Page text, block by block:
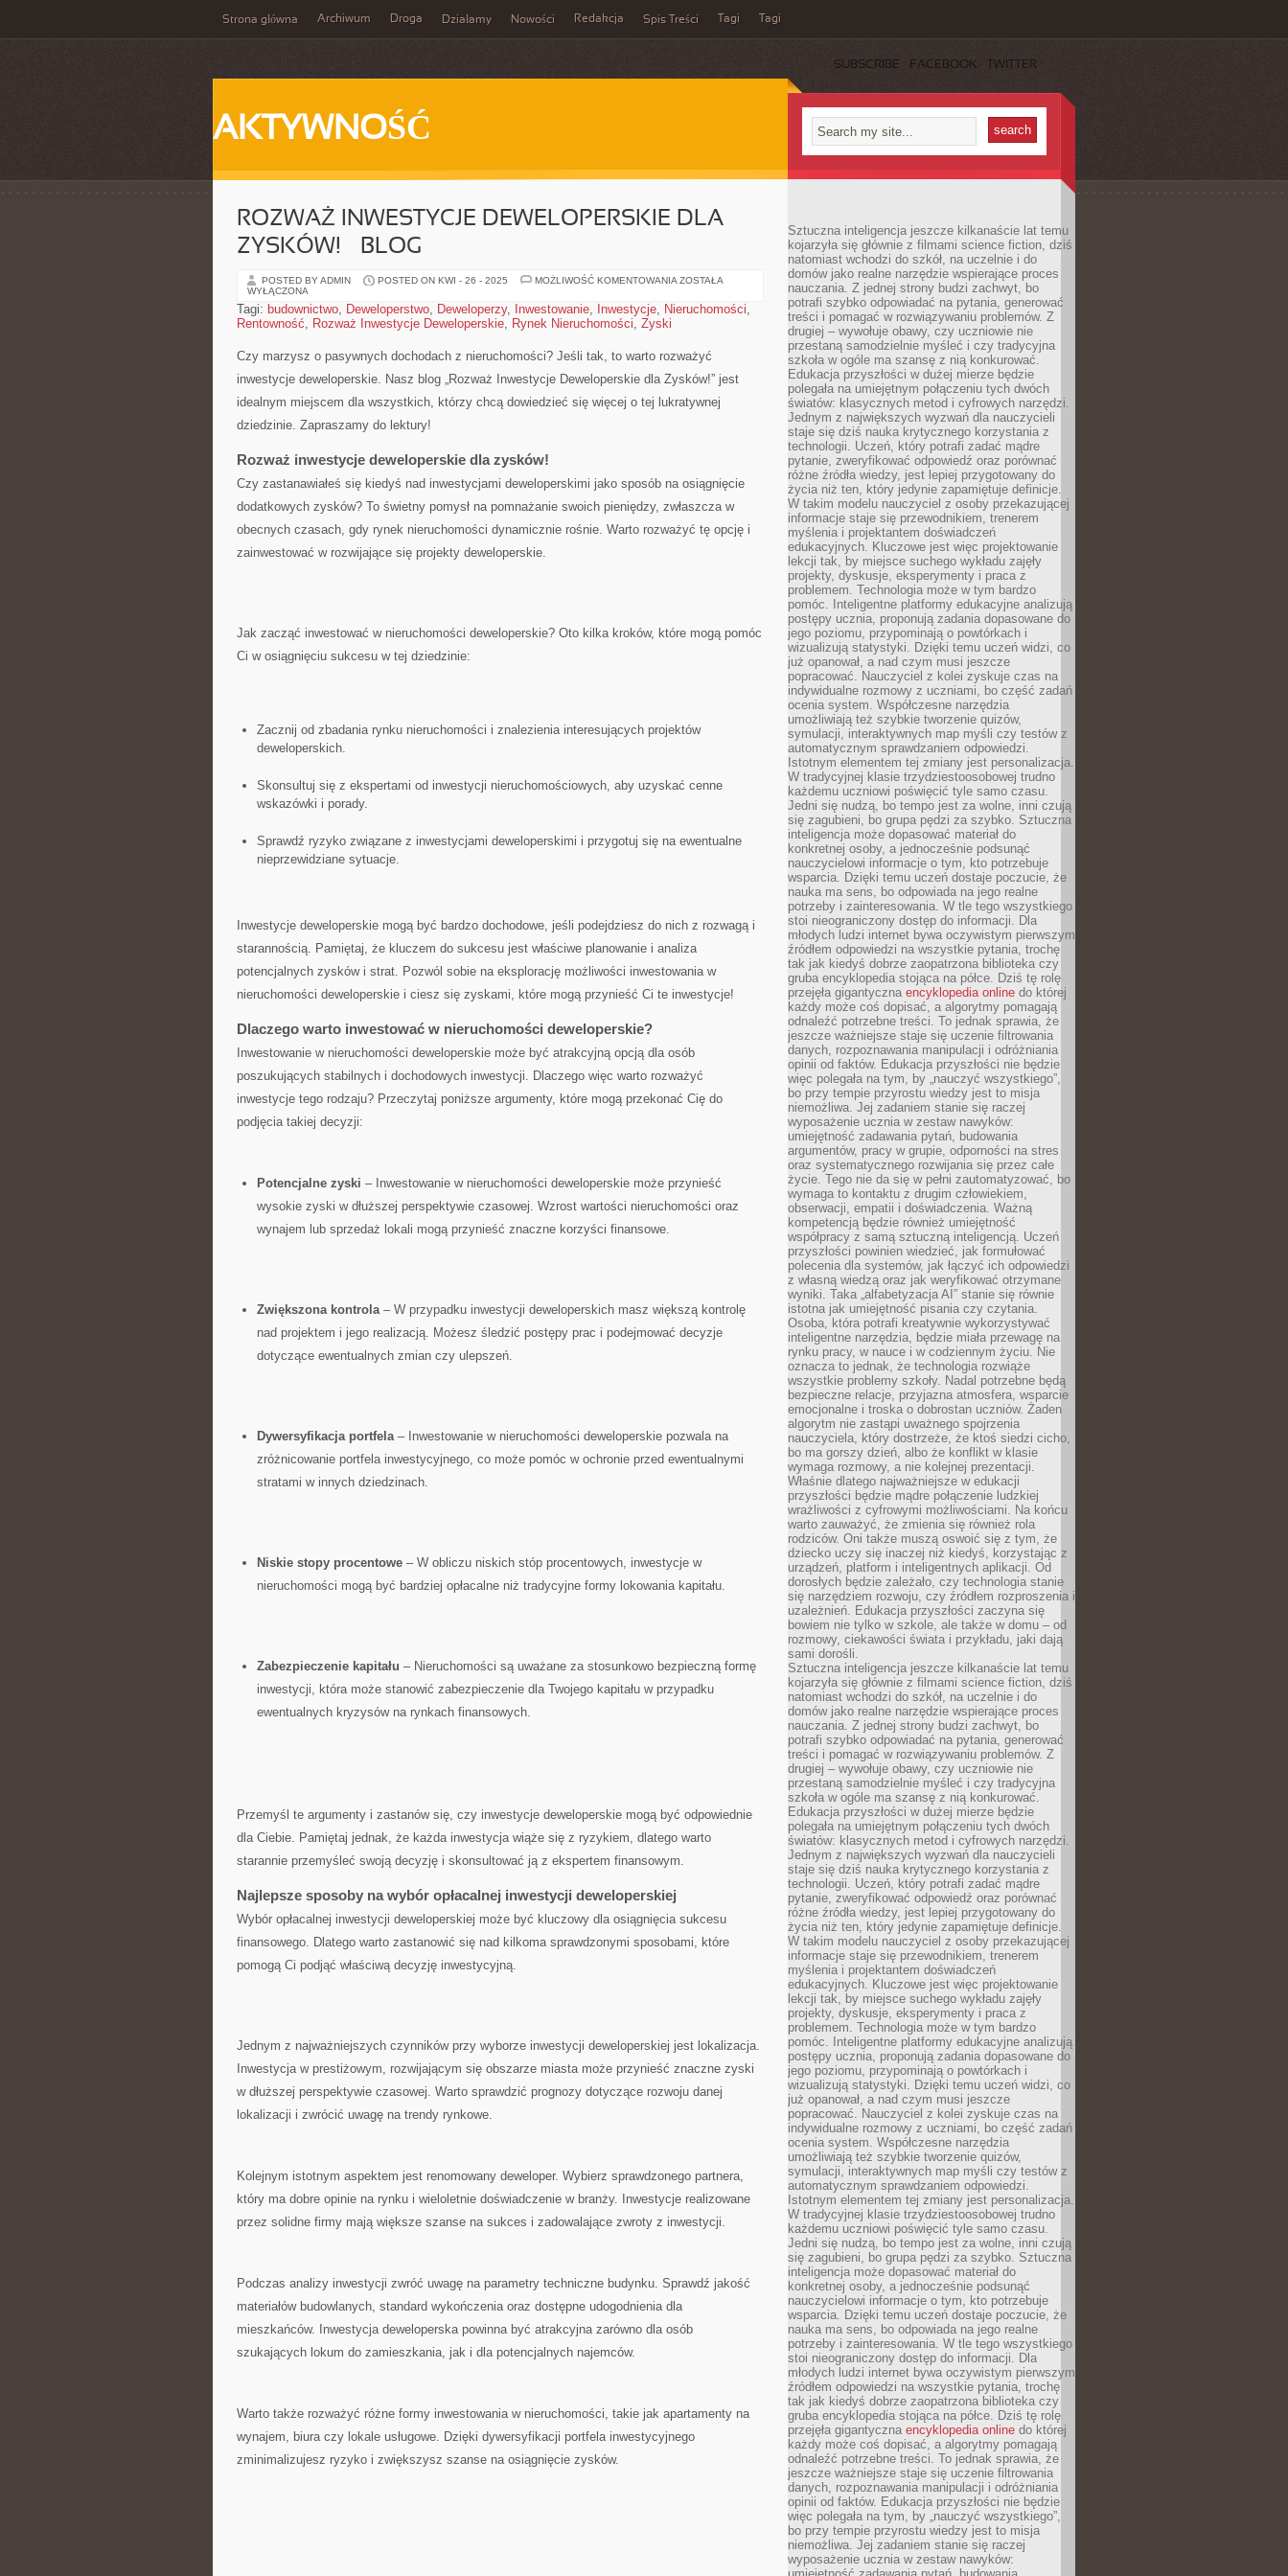
Strona główna Archiwum Droga Działamy Nowości Redakcja Spis Treści Tagi Tagi
SUBSCRIBE FACEBOOK TWITTER
AKTYWNOŚĆ
ROZWAŻ INWESTYCJE DEWELOPERSKIE DLA
ZYSKÓW! – BLOG
POSTED BY ADMIN POSTED ON KWI - 26 - 2025 MOŻLIWOŚĆ KOMENTOWANIA ROZWAŻ
DLA
ZOSTAŁA
WYŁĄCZONA
Tagi: budownictwo, Deweloperstwo, Deweloperzy, Inwestowanie, Inwestycje, Nieruchomości,
Rentowność, Rozważ Inwestycje Deweloperskie, Rynek Nieruchomości, Zyski
Czy marzysz o pasywnych dochodach z nieruchomości? Jeśli tak, to warto rozważyć
inwestycje deweloperskie. Nasz blog „Rozważ Inwestycje Deweloperskie dla‌ Zysków!” jest
⁣idealnym miejscem dla wszystkich, którzy chcą dowiedzieć się więcej o tej lukratywnej
dziedzinie. Zapraszamy do lektury!
Rozważ inwestycje deweloperskie dla zysków!
Czy‍ zastanawiałeś się kiedyś nad inwestycjami deweloperskimi ​jako ⁤sposób na osiągnięcie
dodatkowych zysków? To świetny pomysł na pomnażanie swoich pieniędzy,⁢ zwłaszcza w
obecnych czasach, gdy⁢ rynek nieruchomości dynamicznie rośnie. Warto rozważyć tę⁣ opcję i
zainwestować ⁤w rozwijające się projekty deweloperskie.
Jak zacząć inwestować w nieruchomości deweloperskie? ‌Oto kilka kroków, które mogą pomóc
Ci ‍w⁤ osiągnięciu sukcesu w ‍tej dziedzinie:
Zacznij od zbadania rynku nieruchomości i znalezienia⁣ interesujących ‌projektów
deweloperskich.
Skonsultuj się z ekspertami od inwestycji nieruchomościowych, aby uzyskać cenne
wskazówki i​ porady.
Sprawdź ryzyko związane⁢ z inwestycjami deweloperskimi i przygotuj się⁤ na ewentualne
nieprzewidziane sytuacje.
Inwestycje deweloperskie mogą być bardzo ⁣dochodowe, jeśli podejdziesz do nich z rozwagą⁣ i
starannością.⁤ Pamiętaj, że kluczem do sukcesu ‌jest właściwe planowanie i analiza
potencjalnych zysków i strat. Pozwól sobie na eksplorację możliwości ‌inwestowania w⁢
nieruchomości deweloperskie i ciesz się zyskami, które mogą⁤ przynieść Ci te inwestycje!
Dlaczego warto inwestować w nieruchomości deweloperskie?
Inwestowanie w nieruchomości deweloperskie może być atrakcyjną‌ opcją dla osób
poszukujących⁤ stabilnych i dochodowych inwestycji.⁢ Dlaczego ​więc warto rozważyć
inwestycje tego rodzaju? Przeczytaj ⁣poniższe argumenty, które mogą przekonać ⁢Cię do
podjęcia takiej decyzji:
Potencjalne ⁤zyski –⁣ Inwestowanie w nieruchomości deweloperskie ⁣może przynieść
wysokie zyski w dłuższej perspektywie czasowej. Wzrost wartości nieruchomości oraz
wynajem⁤ lub sprzedaż lokali mogą‌ przynieść⁣ znaczne korzyści finansowe.
Zwiększona kontrola– W przypadku inwestycji deweloperskich masz większą kontrolę⁢
nad projektem i jego‍ realizacją. Możesz śledzić postępy prac i podejmować decyzje
dotyczące ewentualnych zmian czy ulepszeń.
Dywersyfikacja‍ portfela⁢– Inwestowanie w nieruchomości deweloperskie pozwala na⁢
zróżnicowanie portfela inwestycyjnego, co może ⁣pomóc w ochronie przed ewentualnymi
stratami w innych dziedzinach.
Niskie stopy⁣ procentowe– W⁢ obliczu niskich ⁣stóp procentowych, inwestycje w
⁢nieruchomości mogą być bardziej opłacalne niż tradycyjne formy lokowania kapitału.
Zabezpieczenie kapitału – Nieruchomości są‍ uważane za⁤ stosunkowo bezpieczną formę
inwestycji, która może stanowić zabezpieczenie dla‌ Twojego kapitału w przypadku​
ewentualnych kryzysów na rynkach finansowych.
Przemyśl te argumenty i zastanów ‌się, czy⁤ inwestycje deweloperskie mogą być odpowiednie
dla Ciebie. Pamiętaj jednak, ​że ⁤każda inwestycja wiąże‍ się z ryzykiem, dlatego warto
starannie przemyśleć swoją decyzję ⁤i​ skonsultować ją z ekspertem finansowym.
Najlepsze ⁤sposoby na ⁢wybór opłacalnej inwestycji deweloperskiej
Wybór opłacalnej‌ inwestycji ⁤deweloperskiej może być kluczowy dla osiągnięcia sukcesu
finansowego. Dlatego warto zastanowić się nad kilkoma sprawdzonymi sposobami, które
‌pomogą Ci⁣ podjąć właściwą decyzję inwestycyjną.
Jednym z najważniejszych⁣ czynników przy⁢ wyborze inwestycji deweloperskiej jest lokalizacja.
Inwestycja w prestiżowym, rozwijającym się obszarze‌ miasta może przynieść znaczne zyski⁢
w‍ dłuższej perspektywie czasowej. ⁢Warto sprawdzić prognozy dotyczące rozwoju danej
lokalizacji i zwrócić uwagę na​ trendy rynkowe.
Kolejnym istotnym aspektem jest‌ renomowany ⁢deweloper. Wybierz sprawdzonego partnera,
‌który ma dobre opinie⁣ na rynku i wieloletnie doświadczenie w branży. Inwestycje realizowane
przez solidne firmy mają większe szanse na sukces i zadowalające⁢ zwroty z inwestycji.
Podczas analizy inwestycji zwróć uwagę na parametry techniczne budynku. Sprawdź jakość
materiałów budowlanych, standard wykończenia oraz dostępne udogodnienia ​dla
mieszkańców. Inwestycja‌ deweloperska powinna‍ być atrakcyjna zarówno dla osób
szukających lokum⁢ do zamieszkania, jak i dla potencjalnych najemców.
Warto także rozważyć różne formy inwestowania w nieruchomości, takie jak apartamenty na
wynajem, biura czy lokale usługowe. Dzięki dywersyfikacji portfela inwestycyjnego
zminimalizujesz ryzyko i⁤ zwiększysz szanse na osiągnięcie zysków.
Sztuczna inteligencja jeszcze kilkanaście lat temu
kojarzyła się głównie z filmami science fiction, dziś
natomiast wchodzi do szkół, na uczelnie i do
domów jako realne narzędzie wspierające proces
nauczania. Z jednej strony budzi zachwyt, bo
potrafi szybko odpowiadać na pytania, generować
treści i pomagać w rozwiązywaniu problemów. Z
drugiej – wywołuje obawy, czy uczniowie nie
przestaną samodzielnie myśleć i czy tradycyjna
szkoła w ogóle ma szansę z nią konkurować.
Edukacja przyszłości w dużej mierze będzie
polegała na umiejętnym połączeniu tych dwóch
światów: klasycznych metod i cyfrowych narzędzi.
Jednym z największych wyzwań dla nauczycieli
staje się dziś nauka krytycznego korzystania z
technologii. Uczeń, który potrafi zadać mądre
pytanie, zweryfikować odpowiedź oraz porównać
różne źródła wiedzy, jest lepiej przygotowany do
życia niż ten, który jedynie zapamiętuje definicje.
W takim modelu nauczyciel z osoby przekazującej
informacje staje się przewodnikiem, trenerem
myślenia i projektantem doświadczeń
edukacyjnych. Kluczowe jest więc projektowanie
lekcji tak, by miejsce suchego wykładu zajęły
projekty, dyskusje, eksperymenty i praca z
problemem. Technologia może w tym bardzo
pomóc. Inteligentne platformy edukacyjne analizują
postępy ucznia, proponują zadania dopasowane do
jego poziomu, przypominają o powtórkach i
wizualizują statystyki. Dzięki temu uczeń widzi, co
już opanował, a nad czym musi jeszcze
popracować. Nauczyciel z kolei zyskuje czas na
indywidualne rozmowy z uczniami, bo część zadań
ocenia system. Współczesne narzędzia
umożliwiają też szybkie tworzenie quizów,
symulacji, interaktywnych map myśli czy testów z
automatycznym sprawdzaniem odpowiedzi.
Istotnym elementem tej zmiany jest personalizacja.
W tradycyjnej klasie trzydziestoosobowej trudno
każdemu uczniowi poświęcić tyle samo czasu.
Jedni się nudzą, bo tempo jest za wolne, inni czują
się zagubieni, bo grupa pędzi za szybko. Sztuczna
inteligencja może dopasować materiał do
konkretnej osoby, a jednocześnie podsunąć
nauczycielowi informacje o tym, kto potrzebuje
wsparcia. Dzięki temu uczeń dostaje poczucie, że
nauka ma sens, bo odpowiada na jego realne
potrzeby i zainteresowania. W tle tego wszystkiego
stoi nieograniczony dostęp do informacji. Dla
młodych ludzi internet bywa oczywistym pierwszym
źródłem odpowiedzi na wszystkie pytania, trochę
tak jak kiedyś dobrze zaopatrzona biblioteka czy
gruba encyklopedia stojąca na półce. Dziś tę rolę
przejęła gigantyczna encyklopedia online do której
każdy może coś dopisać, a algorytmy pomagają
odnaleźć potrzebne treści. To jednak sprawia, że
jeszcze ważniejsze staje się uczenie filtrowania
danych, rozpoznawania manipulacji i odróżniania
opinii od faktów. Edukacja przyszłości nie będzie
więc polegała na tym, by „nauczyć wszystkiego”,
bo przy tempie przyrostu wiedzy jest to misja
niemożliwa. Jej zadaniem stanie się raczej
wyposażenie ucznia w zestaw nawyków:
umiejętność zadawania pytań, budowania
argumentów, pracy w grupie, odporności na stres
oraz systematycznego rozwijania się przez całe
życie. Tego nie da się w pełni zautomatyzować, bo
wymaga to kontaktu z drugim człowiekiem,
obserwacji, empatii i doświadczenia. Ważną
kompetencją będzie również umiejętność
współpracy z samą sztuczną inteligencją. Uczeń
przyszłości powinien wiedzieć, jak formułować
polecenia dla systemów, jak łączyć ich odpowiedzi
z własną wiedzą oraz jak weryfikować otrzymane
wyniki. Taka „alfabetyzacja AI” stanie się równie
istotna jak umiejętność pisania czy czytania.
Osoba, która potrafi kreatywnie wykorzystywać
inteligentne narzędzia, będzie miała przewagę na
rynku pracy, w nauce i w codziennym życiu. Nie
oznacza to jednak, że technologia rozwiąże
wszystkie problemy szkoły. Nadal potrzebne będą
bezpieczne relacje, przyjazna atmosfera, wsparcie
emocjonalne i troska o dobrostan uczniów. Żaden
algorytm nie zastąpi uważnego spojrzenia
nauczyciela, który dostrzeże, że ktoś siedzi cicho,
bo ma gorszy dzień, albo że konflikt w klasie
wymaga rozmowy, a nie kolejnej prezentacji.
Właśnie dlatego najważniejsze w edukacji
przyszłości będzie mądre połączenie ludzkiej
wrażliwości z cyfrowymi możliwościami. Na końcu
warto zauważyć, że zmienia się również rola
rodziców. Oni także muszą oswoić się z tym, że
dziecko uczy się inaczej niż kiedyś, korzystając z
urządzeń, platform i inteligentnych aplikacji. Od
dorosłych będzie zależało, czy technologia stanie
się narzędziem rozwoju, czy źródłem rozproszenia i
uzależnień. Edukacja przyszłości zaczyna się
bowiem nie tylko w szkole, ale także w domu – od
rozmowy, ciekawości świata i przykładu, jaki dają
sami dorośli.
Sztuczna inteligencja jeszcze kilkanaście lat temu
kojarzyła się głównie z filmami science fiction, dziś
natomiast wchodzi do szkół, na uczelnie i do
domów jako realne narzędzie wspierające proces
nauczania. Z jednej strony budzi zachwyt, bo
potrafi szybko odpowiadać na pytania, generować
treści i pomagać w rozwiązywaniu problemów. Z
drugiej – wywołuje obawy, czy uczniowie nie
przestaną samodzielnie myśleć i czy tradycyjna
szkoła w ogóle ma szansę z nią konkurować.
Edukacja przyszłości w dużej mierze będzie
polegała na umiejętnym połączeniu tych dwóch
światów: klasycznych metod i cyfrowych narzędzi.
Jednym z największych wyzwań dla nauczycieli
staje się dziś nauka krytycznego korzystania z
technologii. Uczeń, który potrafi zadać mądre
pytanie, zweryfikować odpowiedź oraz porównać
różne źródła wiedzy, jest lepiej przygotowany do
życia niż ten, który jedynie zapamiętuje definicje.
W takim modelu nauczyciel z osoby przekazującej
informacje staje się przewodnikiem, trenerem
myślenia i projektantem doświadczeń
edukacyjnych. Kluczowe jest więc projektowanie
lekcji tak, by miejsce suchego wykładu zajęły
projekty, dyskusje, eksperymenty i praca z
problemem. Technologia może w tym bardzo
pomóc. Inteligentne platformy edukacyjne analizują
postępy ucznia, proponują zadania dopasowane do
jego poziomu, przypominają o powtórkach i
wizualizują statystyki. Dzięki temu uczeń widzi, co
już opanował, a nad czym musi jeszcze
popracować. Nauczyciel z kolei zyskuje czas na
indywidualne rozmowy z uczniami, bo część zadań
ocenia system. Współczesne narzędzia
umożliwiają też szybkie tworzenie quizów,
symulacji, interaktywnych map myśli czy testów z
automatycznym sprawdzaniem odpowiedzi.
Istotnym elementem tej zmiany jest personalizacja.
W tradycyjnej klasie trzydziestoosobowej trudno
każdemu uczniowi poświęcić tyle samo czasu.
Jedni się nudzą, bo tempo jest za wolne, inni czują
się zagubieni, bo grupa pędzi za szybko. Sztuczna
inteligencja może dopasować materiał do
konkretnej osoby, a jednocześnie podsunąć
nauczycielowi informacje o tym, kto potrzebuje
wsparcia. Dzięki temu uczeń dostaje poczucie, że
nauka ma sens, bo odpowiada na jego realne
potrzeby i zainteresowania. W tle tego wszystkiego
stoi nieograniczony dostęp do informacji. Dla
młodych ludzi internet bywa oczywistym pierwszym
źródłem odpowiedzi na wszystkie pytania, trochę
tak jak kiedyś dobrze zaopatrzona biblioteka czy
gruba encyklopedia stojąca na półce. Dziś tę rolę
przejęła gigantyczna encyklopedia online do której
każdy może coś dopisać, a algorytmy pomagają
odnaleźć potrzebne treści. To jednak sprawia, że
jeszcze ważniejsze staje się uczenie filtrowania
danych, rozpoznawania manipulacji i odróżniania
opinii od faktów. Edukacja przyszłości nie będzie
więc polegała na tym, by „nauczyć wszystkiego”,
bo przy tempie przyrostu wiedzy jest to misja
niemożliwa. Jej zadaniem stanie się raczej
wyposażenie ucznia w zestaw nawyków: